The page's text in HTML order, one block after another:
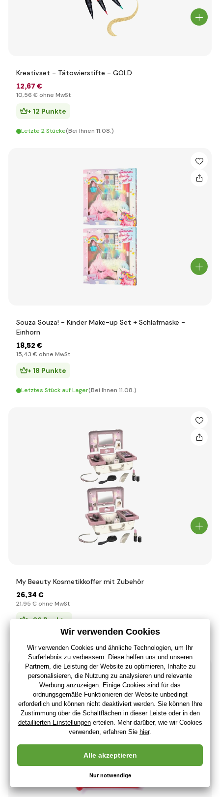
Kreativset - Tätowierstifte - GOLD
12,67 €
10,56 € ohne MwSt
+ 12 Punkte
Letzte 2 Stücke(Bei Ihnen 11.08.)
Souza Souza! - Kinder Make-up Set + Schlafmaske -
Einhorn
18,52 €
15,43 € ohne MwSt
+ 18 Punkte
Letztes Stück auf Lager(Bei Ihnen 11.08.)
My Beauty Kosmetikkoffer mit Zubehör
26,34 €
21,95 € ohne MwSt
+ 26 Punkte